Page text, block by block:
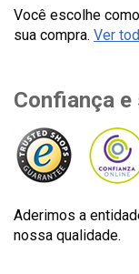
Você escolhe
sua compra. Ver
Confiança e
Aderimos a
nossa qualidade.